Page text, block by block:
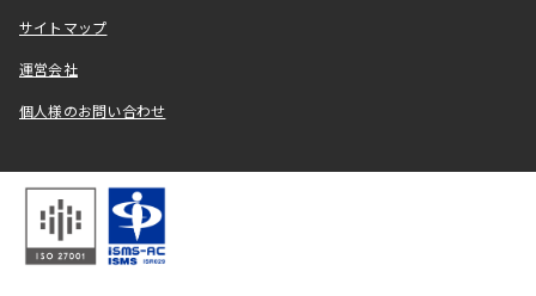
サイトマップ
運営会社
個人様のお問い合わせ